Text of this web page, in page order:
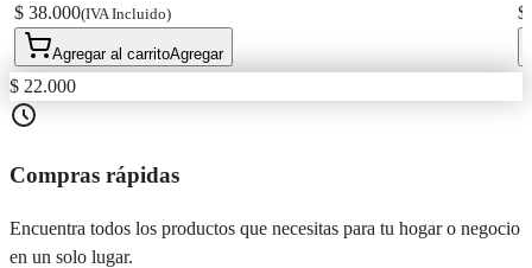
$ 38.000(IVA Incluido)
Agregar al carritoAgregar
$
$ 22.000
Compras rápidas
Encuentra todos los productos que necesitas para tu hogar o negocio
en un solo lugar.